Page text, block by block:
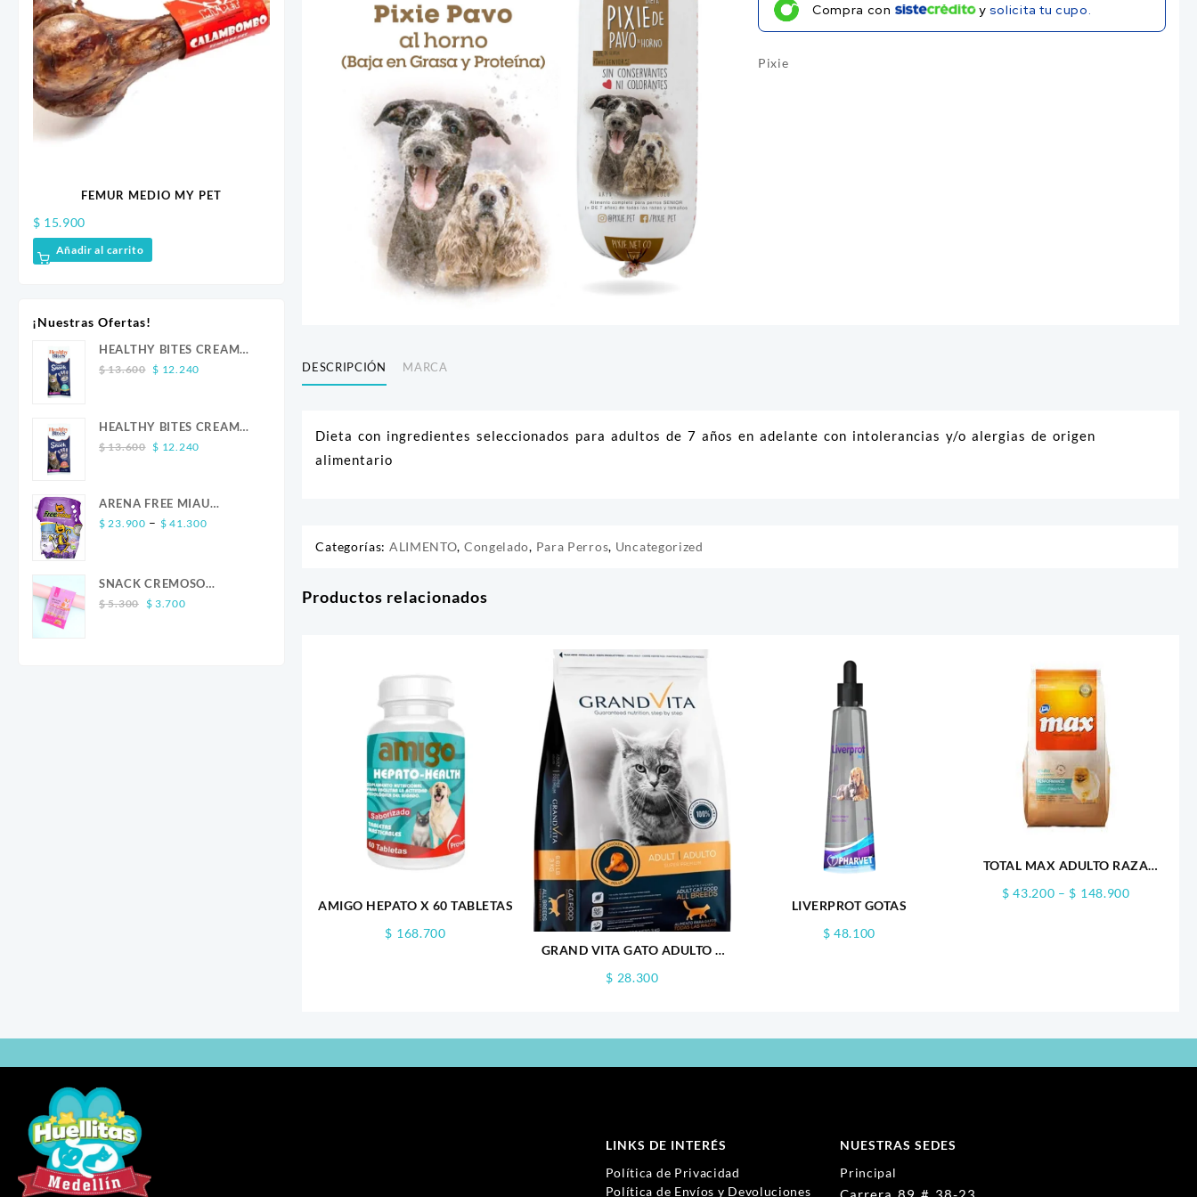
FEMUR MEDIO MY PET
$ 15.900
Añadir al carrito
OREJA DE RES X2 MYPET CHUNKY DELIDOG MIX 280GR
$17.700
Añadir al carrito
¡Nuestras Ofertas!
HEALTHY BITES CREAM
GATO ATUN 4 UND
$13.600 Original
$ 13.600.
$ 12.240Current
$ 12.240.
HEALTHY BITES CREAM
GATO SALMON 4 UND
$13.600 Original
$ 13.600.
$ 12.240Current
$ 12.240.
ARENA FREE MIAU
LAVANDA
$ 23.900 – $ 41.300Price
SNACK CREMOSO
CALABAZA POLLO Y
$5.300
Original
$ 3.700Current
Compra con y solicita tu cupo.
Pixie
DESCRIPCIÓN MARCA
Dieta con ingredientes seleccionados para adultos de 7 años en adelante con intolerancias y/o alergias de origen
alimentario
Categorías: ALIMENTO, Congelado, Para Perros, Uncategorized
Productos relacionados
AMIGO HEPATO X 60 TABLETAS
$ 168.700
GRAND VITA GATO ADULTO 1
$ 28.300
LIVERPROT GOTAS
$ 48.100
TOTAL MAX ADULTO RAZA
$ 43.200 – $ 148.900Price
LINKS DE INTERÉS
Política de Privacidad
Política de Envíos y Devoluciones
NUESTRAS SEDES
Principal